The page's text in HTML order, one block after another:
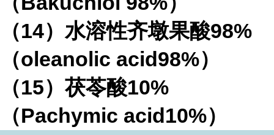
（14）水溶性齐墩果酸98%
（oleanolic acid98%）
（15）茯苓酸10%
（Pachymic acid10%）